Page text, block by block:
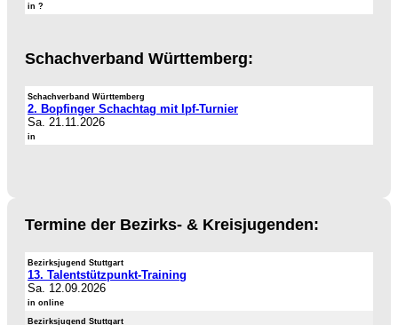
in ?
Schachverband Württemberg:
Schachverband Württemberg
2. Bopfinger Schachtag mit Ipf-Turnier
Sa. 21.11.2026
in
Termine der Bezirks- & Kreisjugenden:
Bezirksjugend Stuttgart
13. Talentstützpunkt-Training
Sa. 12.09.2026
in online
Bezirksjugend Stuttgart